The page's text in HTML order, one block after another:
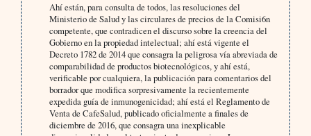
Ahí están, para consulta de todos, las resoluciones del
Ministerio de Salud y las circulares de precios de la Comisi6n
competente, que contradicen el discurso sobre la creencia del
Gobierno en la propiedad intelectual; ahí está vigente el
Decreto 1782 de 2014 que consagra la peligrosa vía abreviada de
comparabilidad de productos biotecnológicos, y ahí está,
verificable por cualquiera, la publicación para comentarios del
borrador que modifica sorpresivamente la recientemente
expedida guía de inmunogenicidad; ahí está el Reglamento de
Venta de CafeSalud, publicado oficialmente a finales de
diciembre de 2016, que consagra una inexplicable